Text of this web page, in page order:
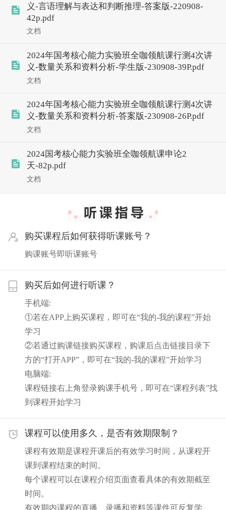
义-言语理解与表达和判断推理-答案版-220908-
42p.pdf
文档
2024年国考核心能力实验班全咖领航课行测4次讲
义-数量关系和资料分析-学生版-230908-39P.pdf
文档
2024年国考核心能力实验班全咖领航课行测4次讲
义-数量关系和资料分析-答案版-230908-26P.pdf
文档
2024国考核心能力实验班全咖领航课申论2
天-82p.pdf
文档
购买课程后如何获得听课账号？
购课账号即听课账号
购买后如何进行听课？
手机端:
①若在APP上购买课程，即可在“我的-我的课程”开始
学习
②若通过购课链接购买课程，购课后点击链接目录下
方的“打开APP”，即可在“我的-我的课程”开始学习
电脑端:
课程链接右上角登录购课手机号，即可在“课程列表”找
到课程开始学习
课程可以使用多久，是否有效期限制？
课程有效期是课程开课后的有效学习时间，从课程开
课到课程结束的时间。
每个课程可以在课程介绍页面查看具体的有效期截至
时间。
有效期内课程的直播、录播和资料等课件可反复学